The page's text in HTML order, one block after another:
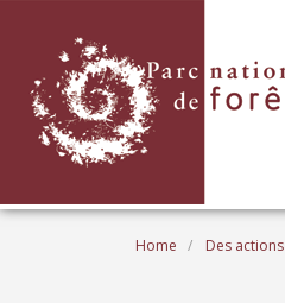
Breadcrumb
Home Des actions